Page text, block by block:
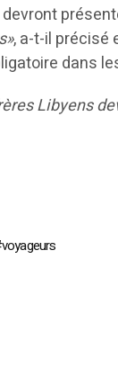
, a-t-il précisé
dans
Libyens
voyageurs